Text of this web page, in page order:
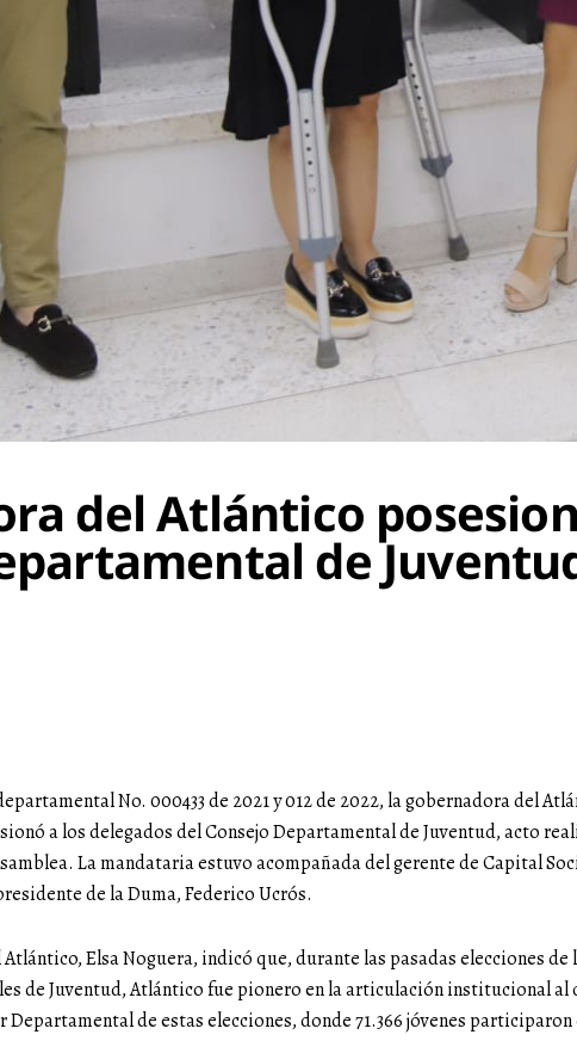
del Atlántico
de
No. 000433 de 2021 y 012 de 2022, la gobernadora del
a los delegados del Consejo Departamental de Juventud, acto
La mandataria estuvo acompañada del gerente de Capital
de la Duma, Federico Ucrós.
Elsa Noguera, indicó que, durante las pasadas elecciones de
de Juventud, Atlántico fue pionero en la articulación institucional al
de estas elecciones, donde 71.366 jóvenes participaron